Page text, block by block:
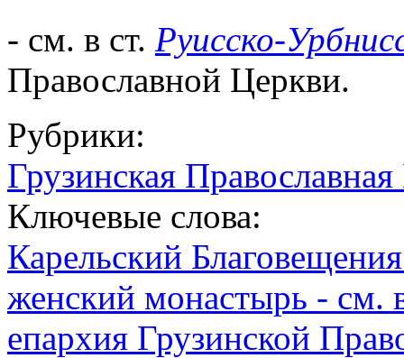
- см. в ст. Руисско-
Православной Церкви.
Рубрики:
Грузинская
Ключевые слова:
Карельский
женский монастырь - см.
епархия Грузинской